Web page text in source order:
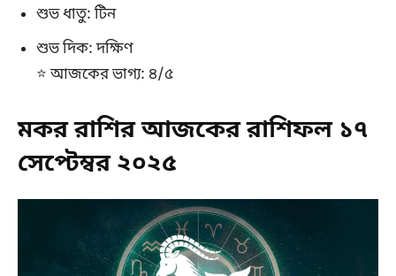
শুভ ধাতু: টিন
শুভ দিক: দক্ষিণ
⭐ আজকের ভাগ্য: ৪/৫
মকর রাশির আজকের রাশিফল ১৭
সেপ্টেম্বর ২০২৫